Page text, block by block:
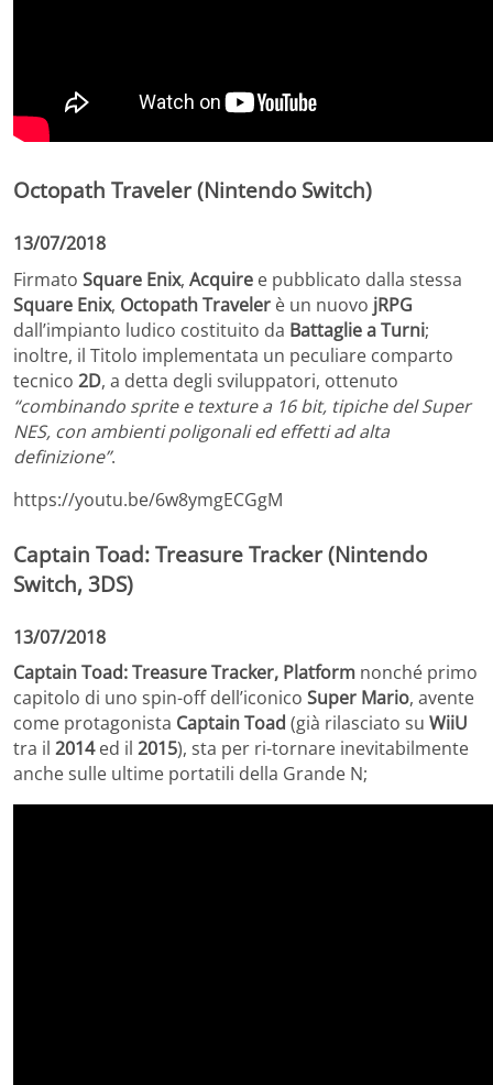
Octopath Traveler (Nintendo Switch)
13/07/2018
Firmato Square Enix, Acquire e pubblicato dalla stessa
Square Enix, Octopath Traveler è un nuovo jRPG
dall’impianto ludico costituito da Battaglie aTurni;
inoltre, il Titolo implementata un peculiare comparto
tecnico 2D, a detta degli sviluppatori, ottenuto
“combinando sprite e texture a 16 bit, tipiche del Super
NES, con ambienti poligonali ed effetti ad alta
definizione”.
https://youtu.be/6w8ymgECGgM
Captain Toad: Treasure Tracker (Nintendo
Switch, 3DS)
13/07/2018
Captain Toad: Treasure Tracker, Platform nonché primo
capitolo di uno spin-off dell’iconico Super Mario, avente
come protagonista Captain Toad (già rilasciato su WiiU
tra il 2014ed il 2015), sta per ri-tornare inevitabilmente
anche sulle ultime portatili della Grande N;